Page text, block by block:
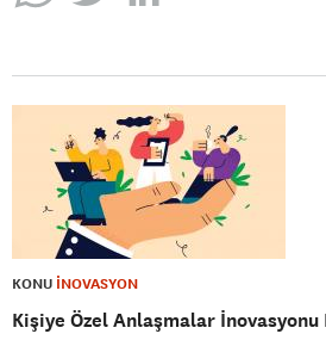
KONU İNOVASYON
Kişiye Özel Anlaşmalar